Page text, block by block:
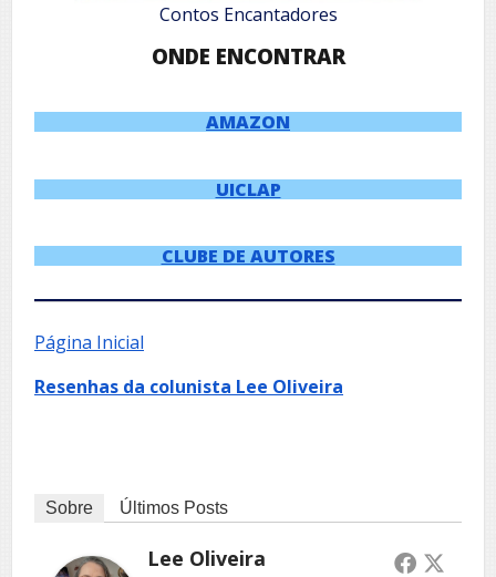
Contos Encantadores
ONDE ENCONTRAR
AMAZON
UICLAP
CLUBE DE AUTORES
Página Inicial
Resenhas da colunista Lee Oliveira
Sobre Últimos Posts
Lee Oliveira